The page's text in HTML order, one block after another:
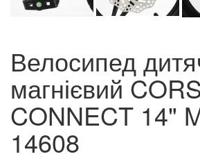
Велосипед
магнієвий
CONNECT 14"
14608